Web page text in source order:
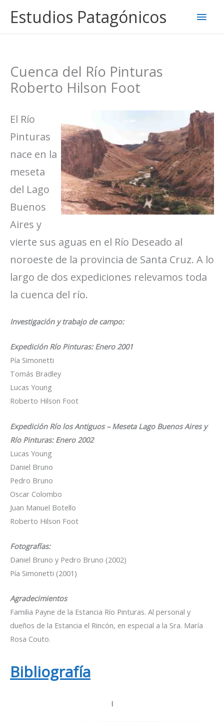
contenido
Estudios Patagónicos
Cuenca del Río Pinturas
Roberto Hilson Foot
El Río
Pinturas
nace en la
meseta
del Lago
Buenos
Aires y
vierte sus aguas en el Río Deseado al
noroeste de la provincia de Santa Cruz. A lo
largo de dos expediciones relevamos toda
la cuenca del río.
Investigación y trabajo de campo:
Expedición Río Pinturas: Enero 2001
Pía Simonetti
Tomás Bradley
Lucas Young
Roberto Hilson Foot
Expedición Río los Antiguos – Meseta Lago Buenos Aires y
Río Pinturas: Enero 2002
Lucas Young
Daniel Bruno
Pedro Bruno
Oscar Colombo
Juan Manuel Botello
Roberto Hilson Foot
Fotografías:
Daniel Bruno y Pedro Bruno (2002)
Pía Simonetti (2001)
Agradecimientos
Familia Payne de la Estancia Río Pinturas. Al personal y
dueños de la Estancia el Rincón, en especial a la Sra. María
Rosa Couto.
Bibliografía
I